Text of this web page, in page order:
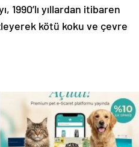
1990’lı yıllardan itibaren
kötü koku ve çevre